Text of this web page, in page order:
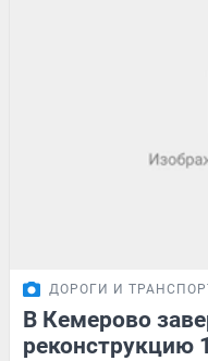
ДОРОГИ И
В Кемерово
реконструкцию